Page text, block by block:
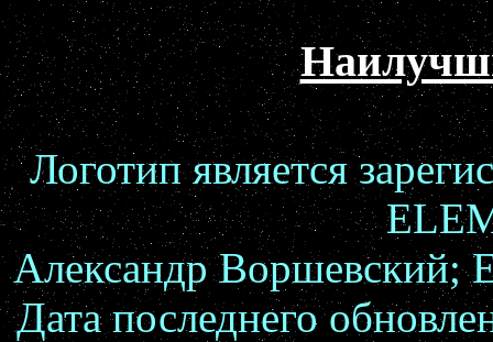
Логотип является
Александр Воршевский;
Дата последнего